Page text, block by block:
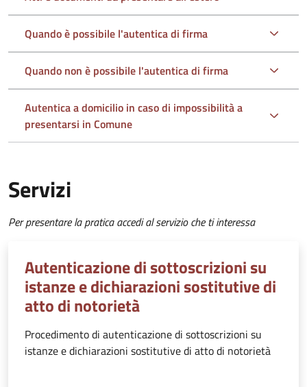
Quando è possibile l'autentica di firma
Quando non è possibile l'autentica di firma
Autentica a domicilio in caso di impossibilità a
presentarsi in Comune
Servizi
Per presentare la pratica accedi al servizio che ti interessa
Autenticazione di sottoscrizioni su
istanze e dichiarazioni sostitutive di
atto di notorietà
Procedimento di autenticazione di sottoscrizioni su
istanze e dichiarazioni sostitutive di atto di notorietà